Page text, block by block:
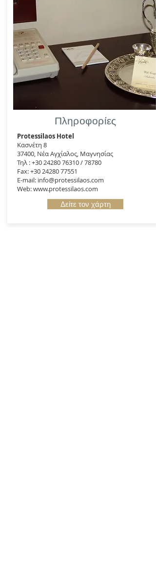
Πληροφορίες
Protessilaos Hotel
Κασνέτη 8
37400, Νέα Αγχίαλος, Μαγνησίας
Τηλ : +30 24280 76310 / 78780
Fax: +30 24280 77551
E-mail: info@protessilaos.com
Web: www.protessilaos.com
Δείτε τον χάρτη